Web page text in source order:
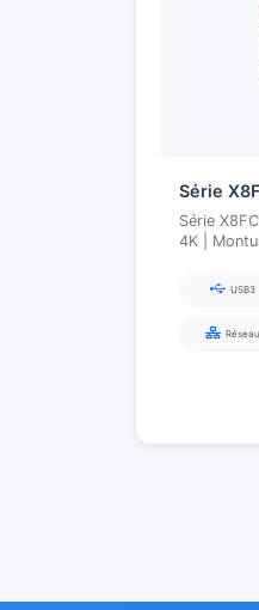
Série
Série
4K |
USB3
Réseau